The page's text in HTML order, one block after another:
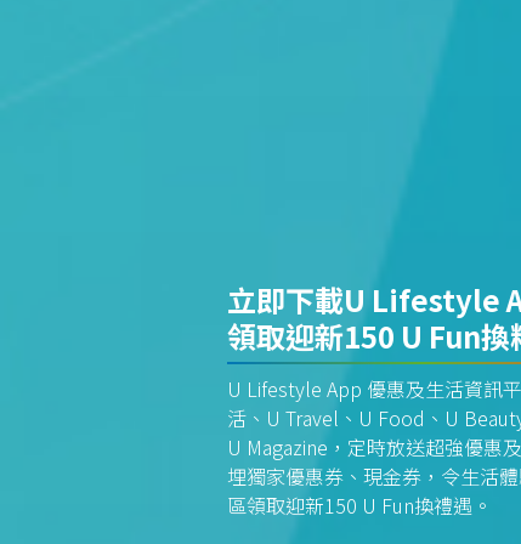
立即下載U Lifestyle
領取迎新150 U Fun換
U Lifestyle App 優惠及生活資訊
活、U Travel、U Food、U
U Magazine，定時放送超強優惠
埋獨家優惠券、現金券，令生活
區領取迎新150 U Fun換禮遇。